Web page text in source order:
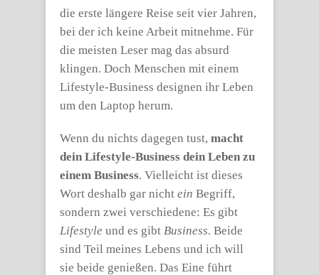
die erste längere Reise seit vier Jahren,
bei der ich keine Arbeit mitnehme. Für
die meisten Leser mag das absurd
klingen. Doch Menschen mit einem
Lifestyle-Business designen ihr Leben
um den Laptop herum.
Wenn du nichts dagegen tust, macht
dein Lifestyle-Business dein Leben zu
einem Business. Vielleicht ist dieses
Wort deshalb gar nicht ein Begriff,
sondern zwei verschiedene: Es gibt
Lifestyle und es gibt Business. Beide
sind Teil meines Lebens und ich will
sie beide genießen. Das Eine führt